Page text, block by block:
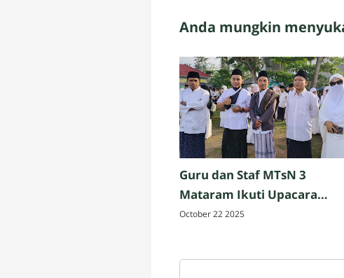
Anda mungkin
Guru dan Staf MTsN 3
Mataram Ikuti Upacara
Peringatan Hari Santri
October 22 2025